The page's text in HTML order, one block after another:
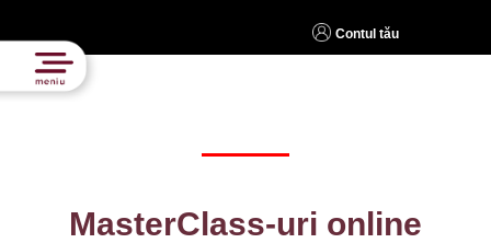
Contul tău
MasterClass-uri online